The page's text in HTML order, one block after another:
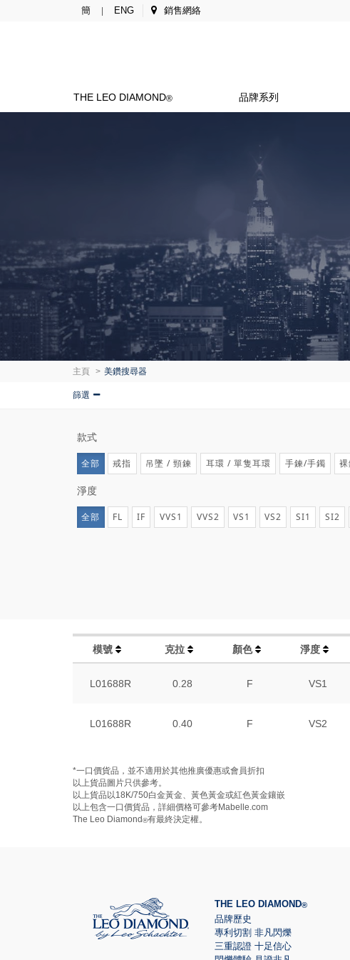
簡 ENG 銷售網絡
THE LEO DIAMOND® 品牌系列
主頁 美鑽搜尋器
篩選
款式
全部 戒指 吊墜 / 頸鍊 耳環 / 單隻耳環 手鍊/手鐲
淨度
全部 FL IF VVS1 VVS2 VS1 VS2 SI1 SI2
模號 克拉 顏色 淨度
L01688R 0.28 F VS1
L01688R 0.40 F VS2
*一口價貨品，並不適用於其他推廣優惠或會員折扣
以上貨品圖片只供參考。
以上貨品以18K/750白金黃金、黃色黃金或紅色黃金鑲嵌
以上包含一口價貨品，詳細價格可參考Mabelle.com
The Leo Diamond®有最終決定權。
THE LEO DIAMOND®
品牌歷史
專利切割 非凡閃爍
三重認證 十足信心